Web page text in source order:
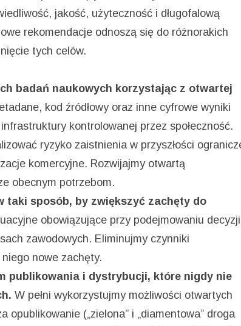
jakość, użyteczność i długofalową
rekomendacje odnoszą się do różnorakich
tych celów.
badań naukowych korzystając z otwartej
kod źródłowy oraz inne cyfrowe wyniki
kontrolowanej przez społeczność.
ryzyko zaistnienia w przyszłości
komercyjne. Rozwijajmy otwartą
obecnym potrzebom.
taki sposób, by zwiększyć zachęty do
obowiązujące przy podejmowaniu
zawodowych. Eliminujmy czynniki
nowe zachęty.
publikowania i dystrybucji, które nigdy nie
W pełni wykorzystujmy możliwości otwartych
opublikowanie („zielona” i „diamentowa” droga